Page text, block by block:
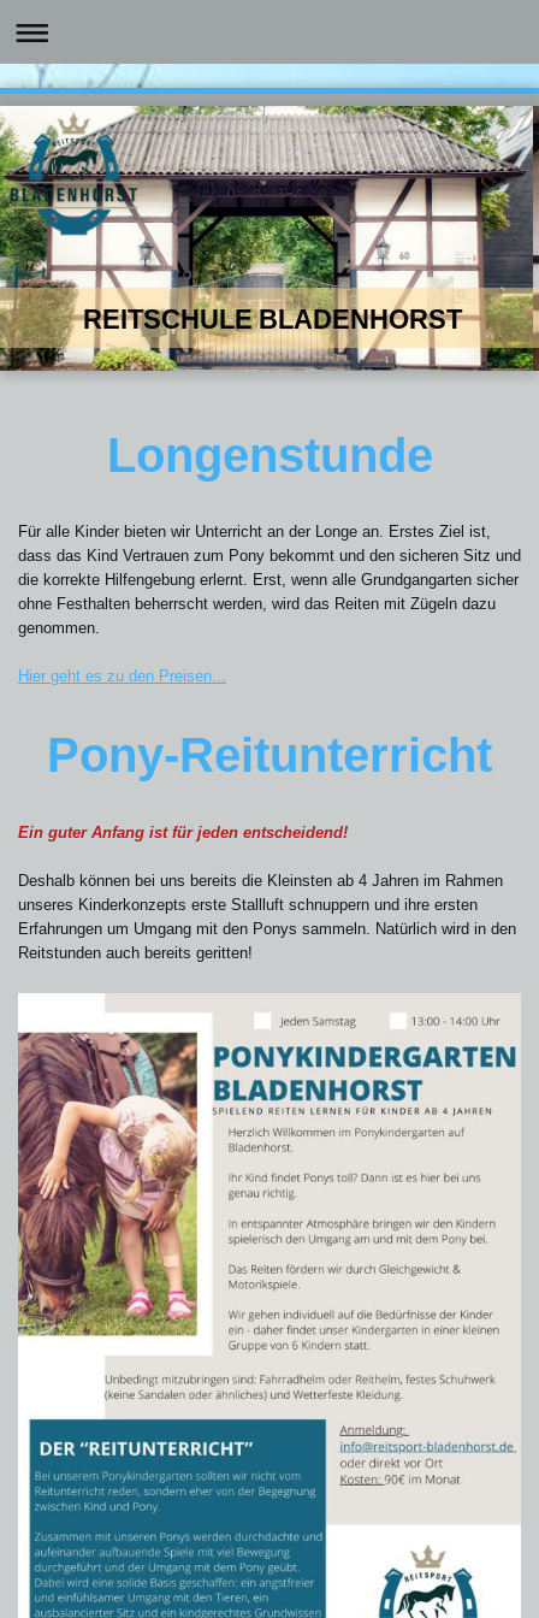
REITSCHULE BLADENHORST
Longenstunde
Für alle Kinder bieten wir Unterricht an der Longe an. Erstes Ziel ist,
dass das Kind Vertrauen zum Pony bekommt und den sicheren Sitz und
die korrekte Hilfengebung erlernt. Erst, wenn alle Grundgangarten sicher
ohne Festhalten beherrscht werden, wird das Reiten mit Zügeln dazu
genommen.
Hier geht es zu den Preisen...
Pony-Reitunterricht
Ein guter Anfang ist für jeden entscheidend!
Deshalb können bei uns bereits die Kleinsten ab 4 Jahren im Rahmen
unseres Kinderkonzepts erste Stallluft schnuppern und ihre ersten
Erfahrungen um Umgang mit den Ponys sammeln. Natürlich wird in den
Reitstunden auch bereits geritten!